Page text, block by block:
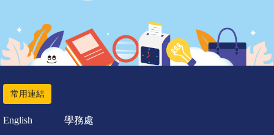
常用連結
English 學務處